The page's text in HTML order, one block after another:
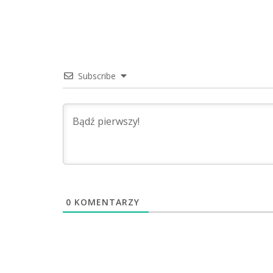
Subscribe
0 KOMENTARZY